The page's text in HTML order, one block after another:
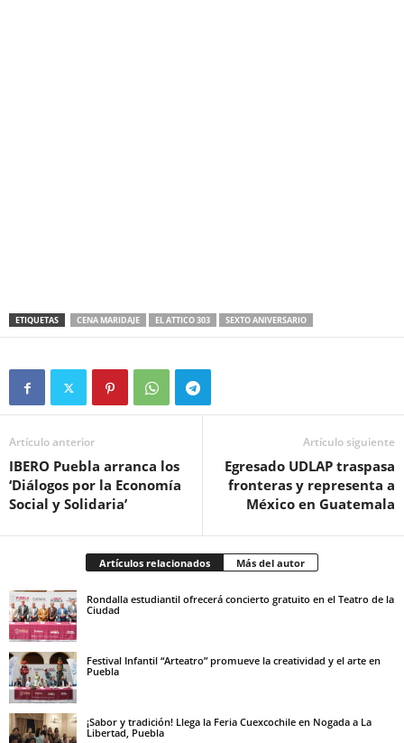
ETIQUETAS CENA MARIDAJE EL ATTICO 303 SEXTO ANIVERSARIO
Artículo anterior
IBERO Puebla arranca los
‘Diálogos por la Economía
Social y Solidaria’
Artículo siguiente
Egresado UDLAP traspasa
fronteras y representa a
México en Guatemala
Artículos relacionados Más del autor
Rondalla estudiantil ofrecerá concierto gratuito en el Teatro de la
Ciudad
Festival Infantil “Arteatro” promueve la creatividad y el arte en
Puebla
¡Sabor y tradición! Llega la Feria Cuexcochile en Nogada a La
Libertad, Puebla